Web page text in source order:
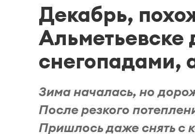
Декабрь,
Альметьевске
снегопадами,
Зима началась, но
После резкого
Пришлось даже снять с